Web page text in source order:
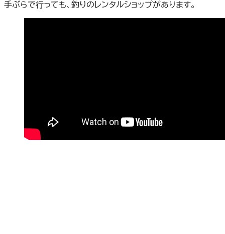
手ぶらで行っても、釣りのレンタルショップがあります。